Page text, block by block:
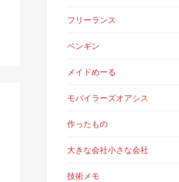
フリーランス
ペンギン
メイドめーる
モバイラーズオアシス
作ったもの
大きな会社小さな会社
技術メモ